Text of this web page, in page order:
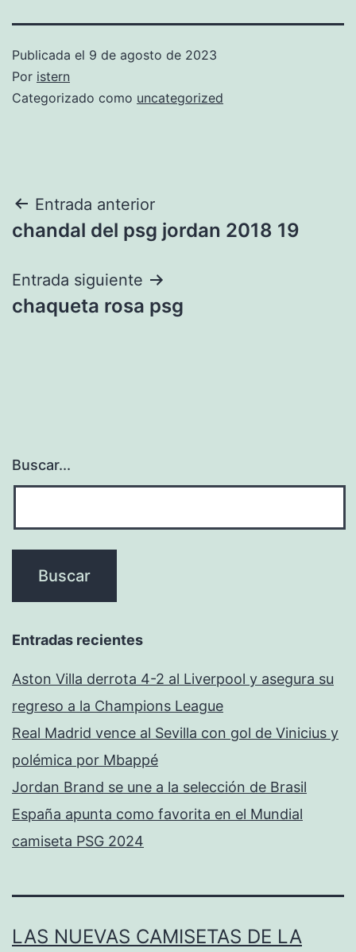
Publicada el 9 de agosto de 2023
Por istern
Categorizado como uncategorized
Navegación
de
entradas
Entrada anterior
chandal del psg jordan 2018 19
Entrada siguiente
chaqueta rosa psg
Buscar...
Entradas recientes
Aston Villa derrota 4-2 al Liverpool y asegura su
regreso a la Champions League
Real Madrid vence al Sevilla con gol de Vinicius y
polémica por Mbappé
Jordan Brand se une a la selección de Brasil
España apunta como favorita en el Mundial
camiseta PSG 2024
LAS NUEVAS CAMISETAS DE LA